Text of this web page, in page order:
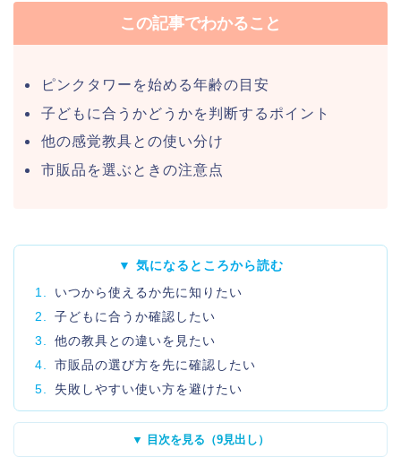
この記事でわかること
ピンクタワーを始める年齢の目安
子どもに合うかどうかを判断するポイント
他の感覚教具との使い分け
市販品を選ぶときの注意点
▼ 気になるところから読む
1.
いつから使えるか先に知りたい
2.
子どもに合うか確認したい
3.
他の教具との違いを見たい
4.
市販品の選び方を先に確認したい
5.
失敗しやすい使い方を避けたい
▼ 目次を見る（9見出し）